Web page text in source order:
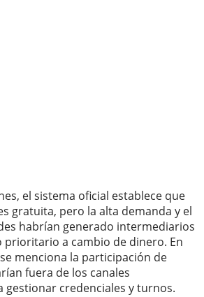
el sistema oficial establece que
gratuita, pero la alta demanda y el
habrían generado intermediarios
prioritario a cambio de dinero. En
menciona la participación de
fuera de los canales
gestionar credenciales y turnos.